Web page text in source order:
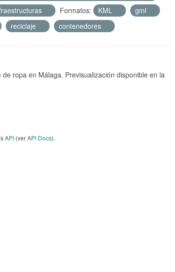
Formatos: KML
gml
reciclaje contenedores
ropa en Málaga. Previsualización disponible en la
API (verAPI Docs).